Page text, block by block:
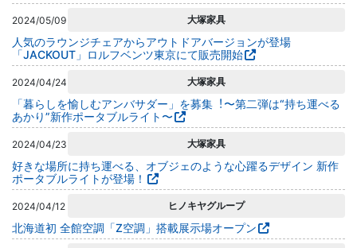
2024/05/09 大塚家具
人気のラウンジチェアからアウトドアバージョンが登場
「JACKOUT」ロルフベンツ東京にて販売開始
2024/04/24 大塚家具
「暮らしを愉しむアンバサダー」を募集︕〜第⼆弾は“持ち運べる
あかり”新作ポータブルライト〜
2024/04/23 大塚家具
好きな場所に持ち運べる、オブジェのような心躍るデザイン 新作
ポータブルライトが登場！
2024/04/12 ヒノキヤグループ
北海道初 全館空調「Z空調」搭載展示場オープン